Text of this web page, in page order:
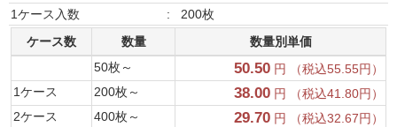
1ケース入数
:
200枚
ケース数
数量
数量別単価
50枚～
50.50 円 （税込55.55円）
1ケース
200枚～ 38.00 円 （税込41.80円）
2ケース
400枚～ 29.70 円 （税込32.67円）